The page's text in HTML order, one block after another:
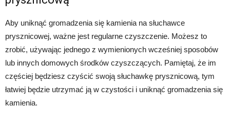
Aby uniknąć gromadzenia się kamienia na słuchawce
prysznicowej, ważne jest regularne czyszczenie. Możesz to
zrobić, używając jednego z wymienionych wcześniej sposobów
lub innych domowych środków czyszczących. Pamiętaj, że im
częściej będziesz czyścić swoją słuchawkę prysznicową, tym
łatwiej będzie utrzymać ją w czystości i uniknąć gromadzenia się
kamienia.